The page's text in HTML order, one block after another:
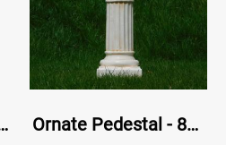
stenen zuil / pilaar Ornate Pedestal - 80 cm - Polystone